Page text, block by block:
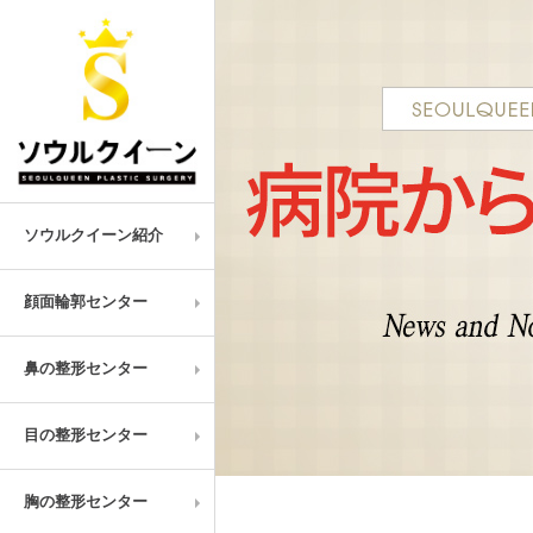
ソウルクイーン紹介
顔面輪郭センター
鼻の整形センター
目の整形センター
胸の整形センター